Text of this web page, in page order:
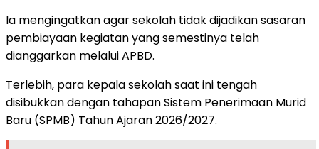
Ia mengingatkan agar sekolah tidak dijadikan sasaran
pembiayaan kegiatan yang semestinya telah
dianggarkan melalui APBD.
Terlebih, para kepala sekolah saat ini tengah
disibukkan dengan tahapan Sistem Penerimaan Murid
Baru (SPMB) Tahun Ajaran 2026/2027.